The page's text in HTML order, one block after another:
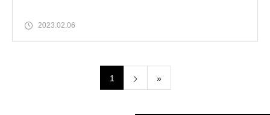
2023.02.06
1 »